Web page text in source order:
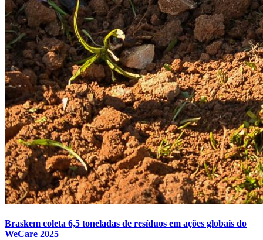
Braskem coleta 6,5 toneladas de resíduos em ações globais do
WeCare 2025